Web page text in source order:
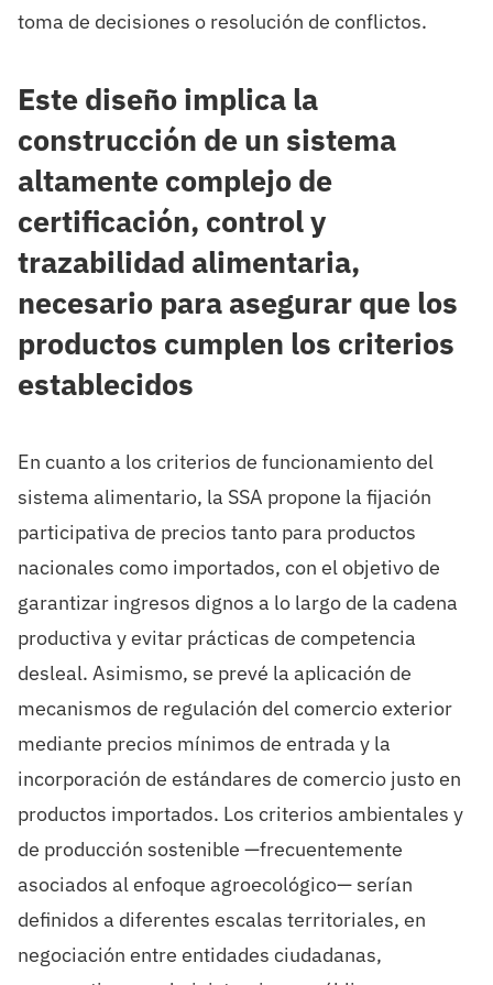
toma de decisiones o resolución de conflictos.
Este diseño implica la
construcción de un sistema
altamente complejo de
certificación, control y
trazabilidad alimentaria,
necesario para asegurar que los
productos cumplen los criterios
establecidos
En cuanto a los criterios de funcionamiento del
sistema alimentario, la SSA propone la fijación
participativa de precios tanto para productos
nacionales como importados, con el objetivo de
garantizar ingresos dignos a lo largo de la cadena
productiva y evitar prácticas de competencia
desleal. Asimismo, se prevé la aplicación de
mecanismos de regulación del comercio exterior
mediante precios mínimos de entrada y la
incorporación de estándares de comercio justo en
productos importados. Los criterios ambientales y
de producción sostenible —frecuentemente
asociados al enfoque agroecológico— serían
definidos a diferentes escalas territoriales, en
negociación entre entidades ciudadanas,